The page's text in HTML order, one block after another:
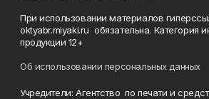
При использовании материалов
oktyabr.miyaki.ru обязательна. Категория
продукции 12+
Об использовании персональных данных
Учредители: Агентство по печати и